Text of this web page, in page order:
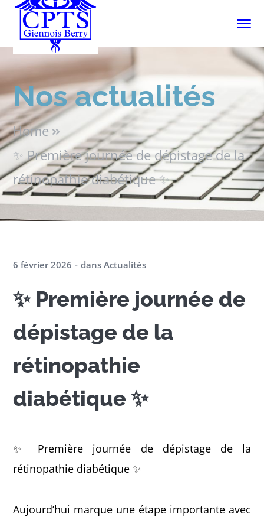
Nos actualités
Home
✨ Première journée de dépistage de la
rétinopathie diabétique ✨
6 février 2026 dansActualités
✨ Première journée de
dépistage de la
rétinopathie
diabétique ✨
✨ Première journée de dépistage de la
rétinopathie diabétique ✨
Aujourd’hui marque une étape importante avec